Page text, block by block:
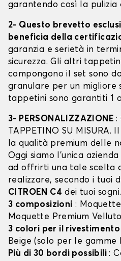
garantendo così la pulizia
2- Questo brevetto
beneficia della
garanzia e serietà in
sicurezza. Gli altri
compongono il set sono
granulare per un migliore
tappetini sono garantiti 1
3- PERSONALIZZAZIONE:
TAPPETINO SU
la qualità premium delle
Oggi siamo l’unica
ad offrirti una tale scelta
realizzare, secondo i tuoi
CITROEN C4 dei tuoi sogni.
3 composizioni :
Moquette Premium
3 colori per il rivestimento
Beige (solo per le gamme
Più di 30 bordi possibili: